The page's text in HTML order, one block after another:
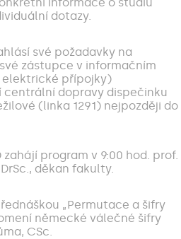
dotazy.
své požadavky na
zástupce v informačním
elektrické přípojky)
centrální dopravy dispečinku
(linka 1291) nejpozději do
program v 9:00 hod. prof.
děkan fakulty.
„Permutace a šifry
německé válečné šifry
CSc.